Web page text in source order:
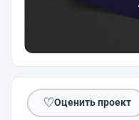
♡Оценить проект